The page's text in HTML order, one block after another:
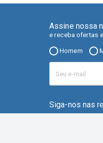
Assine nossa
e receba ofertas
Homem
Siga-nos nas